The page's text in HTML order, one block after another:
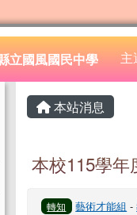
中學
立國風國民中學 主
容主內容區域
本站消息
本校115學年
轉知 藝術才能組 -